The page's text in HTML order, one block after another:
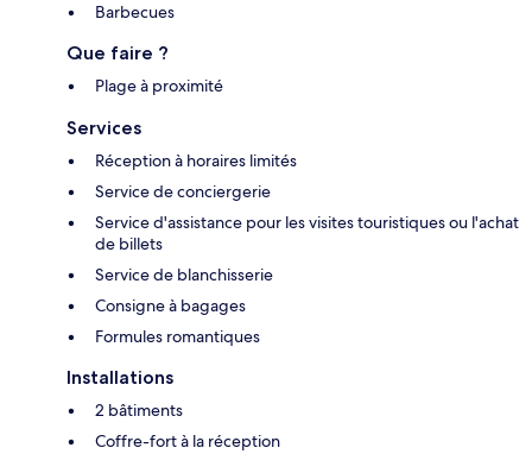
Barbecues
Que faire ?
Plage à proximité
Services
Réception à horaires limités
Service de conciergerie
Service d'assistance pour les visites touristiques ou l'achat
de billets
Service de blanchisserie
Consigne à bagages
Formules romantiques
Installations
2 bâtiments
Coffre-fort à la réception